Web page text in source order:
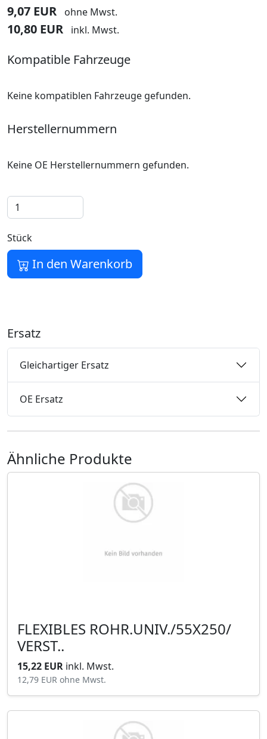
9,07 EUR ohne Mwst.
10,80 EUR inkl. Mwst.
Kompatible Fahrzeuge
Keine kompatiblen Fahrzeuge gefunden.
Herstellernummern
Keine OE Herstellernummern gefunden.
Stück
In den Warenkorb
Ersatz
Gleichartiger Ersatz
OE Ersatz
Ähnliche Produkte
FLEXIBLES ROHR.UNIV./55X250/
VERST..
15,22 EUR inkl. Mwst.
12,79 EUR ohne Mwst.